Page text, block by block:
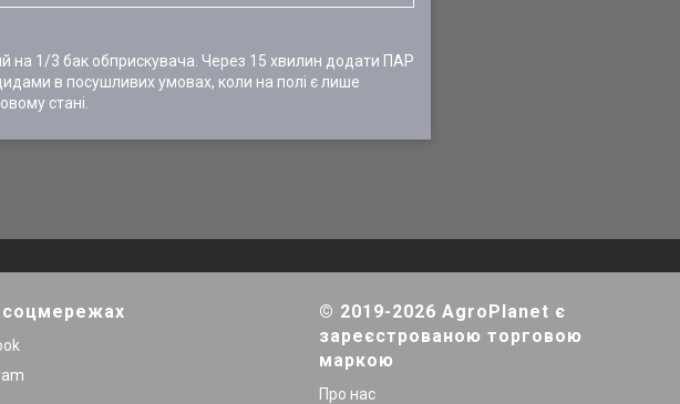
на 1/3 бак обприскувача. Через 15 хвилин додати ПАР
в посушливих умовах, коли на полі є лише
стані.
© 2019-2026 AgroPlanet є
зареєстрованою торговою
маркою
Про нас